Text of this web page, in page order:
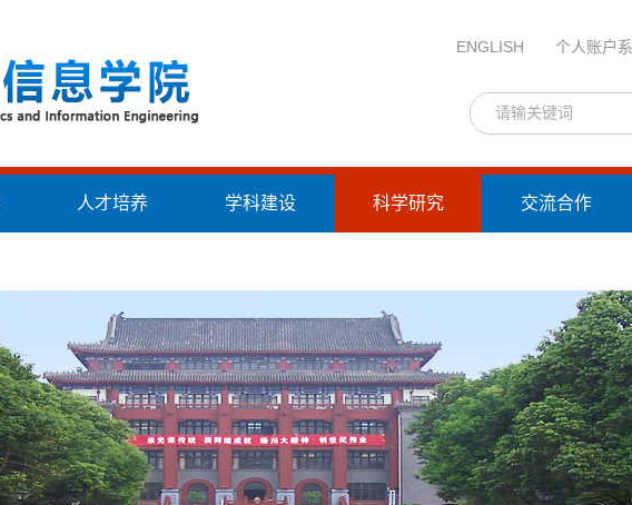
ENGLISH 个人账户
人才培养 学科建设 科学研究 交流合作